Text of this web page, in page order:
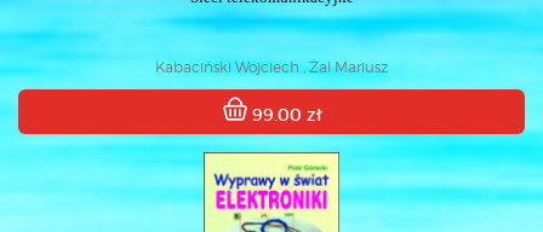
Kabaciński Wojciech , Żal Mariusz
99.00 zł